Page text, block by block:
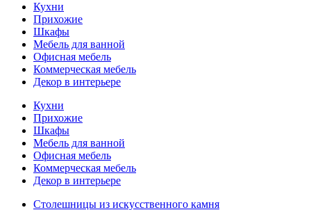
Кухни
Прихожие
Шкафы
Мебель для ванной
Офисная мебель
Коммерческая мебель
Декор в интерьере
Кухни
Прихожие
Шкафы
Мебель для ванной
Офисная мебель
Коммерческая мебель
Декор в интерьере
Столешницы из искусственного камня